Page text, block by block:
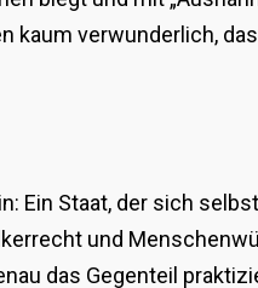
kaum verwunderlich,
Ein Staat, der sich
und
das Gegenteil